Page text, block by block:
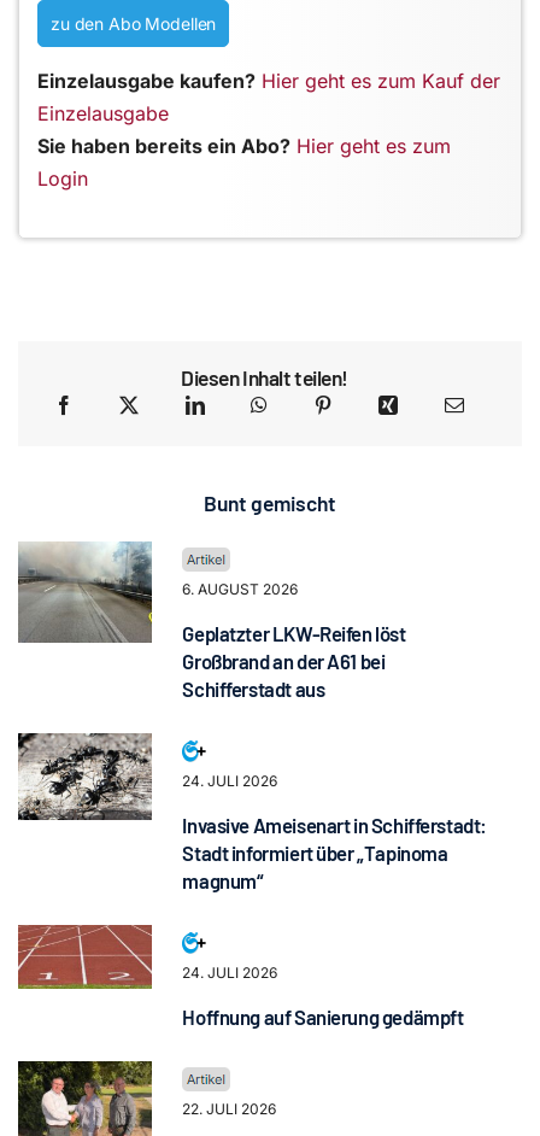
zu den Abo Modellen
Einzelausgabe kaufen? Hier geht es zum Kauf der
Einzelausgabe
Sie haben bereits ein Abo? Hier geht es zum
Login
Diesen Inhalt teilen!
Bunt gemischt
6. AUGUST 2026
Geplatzter LKW-Reifen löst
Großbrand an der A61 bei
Schifferstadt aus
24. JULI 2026
Invasive Ameisenart in Schifferstadt:
Stadt informiert über „Tapinoma
magnum“
24. JULI 2026
Hoffnung auf Sanierung gedämpft
22. JULI 2026